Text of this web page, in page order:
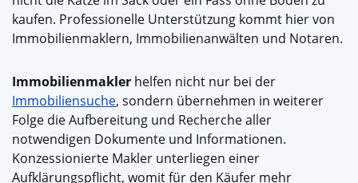
kaufen. Professionelle Unterstützung kommt hier von
Immobilienmaklern, Immobilienanwälten und Notaren.
Immobilienmakler helfen nicht nur bei der
Immobiliensuche, sondern übernehmen in weiterer
Folge die Aufbereitung und Recherche aller
notwendigen Dokumente und Informationen.
Konzessionierte Makler unterliegen einer
Aufklärungspflicht, womit für den Käufer mehr